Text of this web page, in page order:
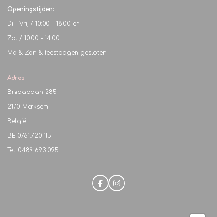
Openingstijden:
Di - Vrij / 10:00 - 18:00 en
Zat / 10:00 - 14:00
Ma & Zon & feestdagen gesloten
Adres
Bredabaan 285
2170 Merksem
België
BE 0761.720.115
Tel: 0489 693 095
F
a
I
n